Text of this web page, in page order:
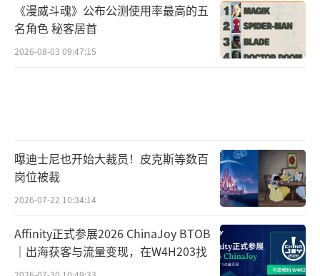
《漫威斗魂》公布公测使用率最高的五
名角色 秘客居首
2026-08-03 09:47:15
曝迪士尼也开始大裁员！皮克斯等数百
岗位被裁
2026-07-22 10:34:14
Affinity正式参展2026 ChinaJoy BTOB
｜出海获客与流量变现，在W4H203找